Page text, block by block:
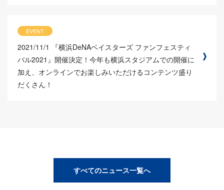
EVENT
2021/11/1
『横浜DeNAベイスターズ ファンフェスティ
バル2021』開催決定！今年も横浜スタジアムでの開催に
加え、オンラインでお楽しみいただけるコンテンツ盛り
だくさん！
すべてのニュース一覧へ